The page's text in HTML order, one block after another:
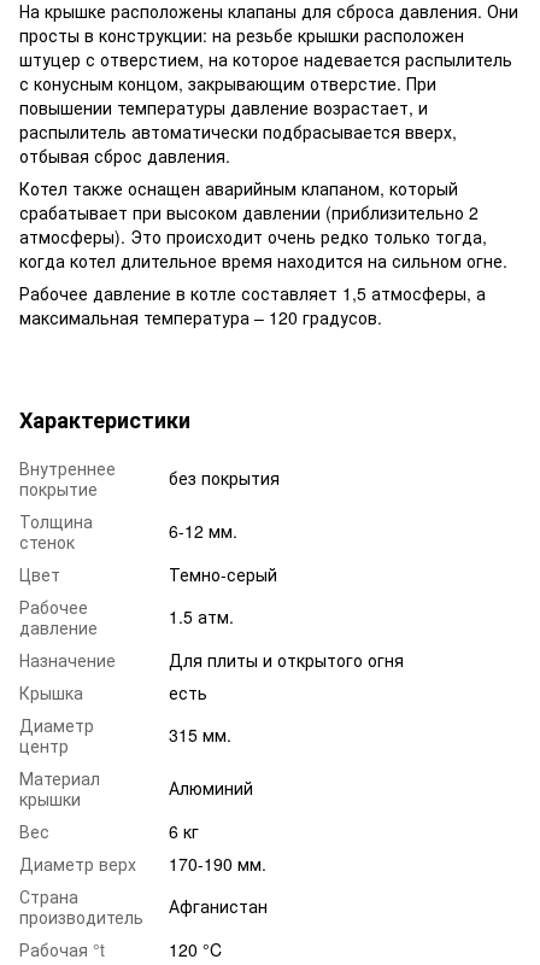
На крышке расположены клапаны для сброса давления. Они
просты в конструкции: на резьбе крышки расположен
штуцер с отверстием, на которое надевается распылитель
с конусным концом, закрывающим отверстие. При
повышении температуры давление возрастает, и
распылитель автоматически подбрасывается вверх,
отбывая сброс давления.
Котел также оснащен аварийным клапаном, который
срабатывает при высоком давлении (приблизительно 2
атмосферы). Это происходит очень редко только тогда,
когда котел длительное время находится на сильном огне.
Рабочее давление в котле составляет 1,5 атмосферы, а
максимальная температура – 120 градусов.
Характеристики
Внутреннее
покрытие
без покрытия
Толщина
стенок
6-12 мм.
Цвет
Темно-серый
Рабочее
давление
1.5 атм.
Назначение
Для плиты и открытого огня
Крышка
есть
Диаметр
центр
315 мм.
Материал
крышки
Алюминий
Вес
6 кг
Диаметр верх
170-190 мм.
Страна
производитель
Афганистан
Рабочая °t
120 °C